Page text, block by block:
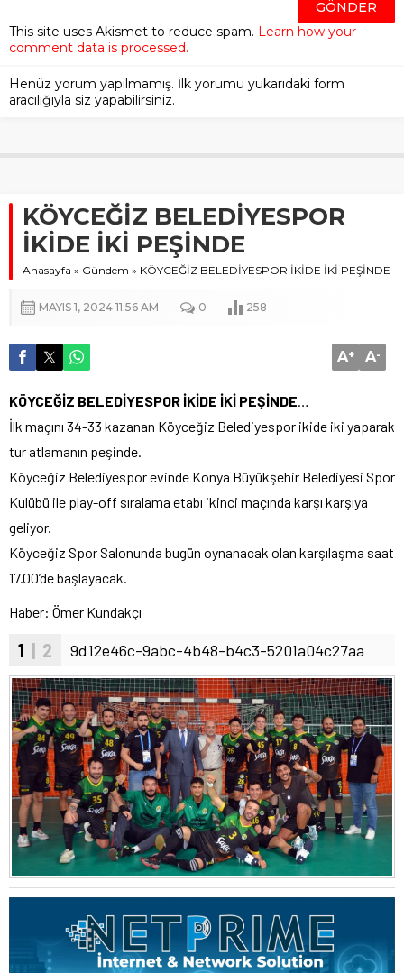
This site uses Akismet to reduce spam. Learn how your
comment data is processed.
Henüz yorum yapılmamış. İlk yorumu yukarıdaki form
aracılığıyla siz yapabilirsiniz.
KÖYCEĞİZ BELEDİYESPOR
İKİDE İKİ PEŞİNDE
Anasayfa » Gündem » KÖYCEĞİZ BELEDİYESPOR İKİDE İKİ PEŞİNDE
MAYIS 1, 2024 11:56 AM 0 258
A+ A-
KÖYCEĞİZ BELEDİYESPOR İKİDE İKİ PEŞİNDE
İlk maçını 34-33 kazanan Köyceğiz Belediyespor ikide iki yaparak
tur atlamanın peşinde.
Köyceğiz Belediyespor evinde Konya Büyükşehir Belediyesi Spor
Kulübü ile play-off sıralama etabı ikinci maçında karşı karşıya
geliyor.
Köyceğiz Spor Salonunda bugün oynanacak olan karşılaşma saat
17.00’de başlayacak.
Haber: Ömer Kundakçı
1 | 2 9d12e46c-9abc-4b48-b4c3-5201a04c27aa